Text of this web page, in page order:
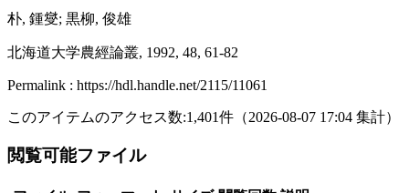
朴, 鍾燮; 黒柳, 俊雄
北海道大学農經論叢, 1992, 48, 61-82
Permalink : https://hdl.handle.net/2115/11061
このアイテムのアクセス数:1,401件 （2026-08-07 17:04 集計）
閲覧可能ファイル